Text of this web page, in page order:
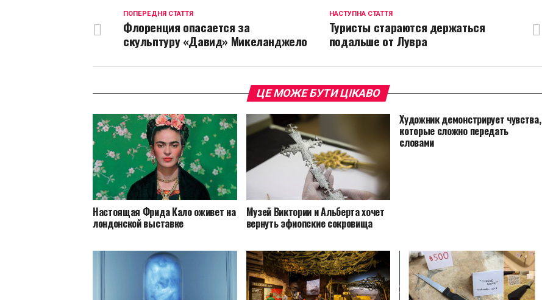
НАСТУПНА СТАТТЯ
Туристы стараются держаться
подальше от Лувра
ПОПЕРЕДНЯ СТАТТЯ
Флоренция опасается за
скульптуру «Давид» Микеланджело
ЦЕ МОЖЕ БУТИ ЦІКАВО
Настоящая Фрида Кало оживет на
лондонской выставке
Музей Виктории и Альберта хочет
вернуть эфиопские сокровища
Художник демонстрирует чувства,
которые сложно передать
словами